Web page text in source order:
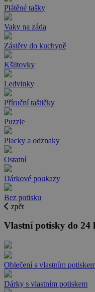
Plátěné tašky
Vaky na záda
Zástěry do kuchyně
Kšiltovky
Ledvinky
Příruční taštičky
Puzzle
Placky a odznaky
Ostatní
Dárkové poukazy
Bez potisku
zpět
Vlastní potisky do 24
Oblečení s vlastním
Dárky s vlastním potiskem